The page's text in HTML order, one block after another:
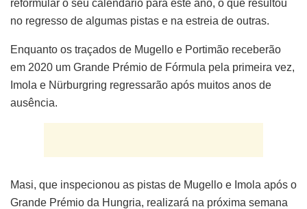
reformular o seu calendário para este ano, o que resultou
no regresso de algumas pistas e na estreia de outras.
Enquanto os traçados de Mugello e Portimão receberão
em 2020 um Grande Prémio de Fórmula pela primeira vez,
Imola e Nürburgring regressarão após muitos anos de
ausência.
Masi, que inspecionou as pistas de Mugello e Imola após o
Grande Prémio da Hungria, realizará na próxima semana